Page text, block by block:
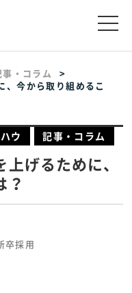
事・コラム
、今から取り組めるこ
ウ 記事・コラム
げるために、
？
卒採用